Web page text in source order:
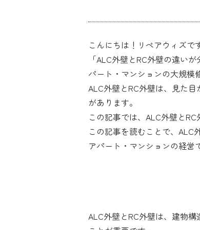
こんにちは！リペアウィズで
「ALC外壁とRC外壁の違い
パート・マンションの大規模
ALC外壁とRC外壁は、見た
があります。
この記事では、ALC外壁と
この記事を読むことで、ALC
アパート・マンションの経営
ALC外壁とRC外壁は、建物